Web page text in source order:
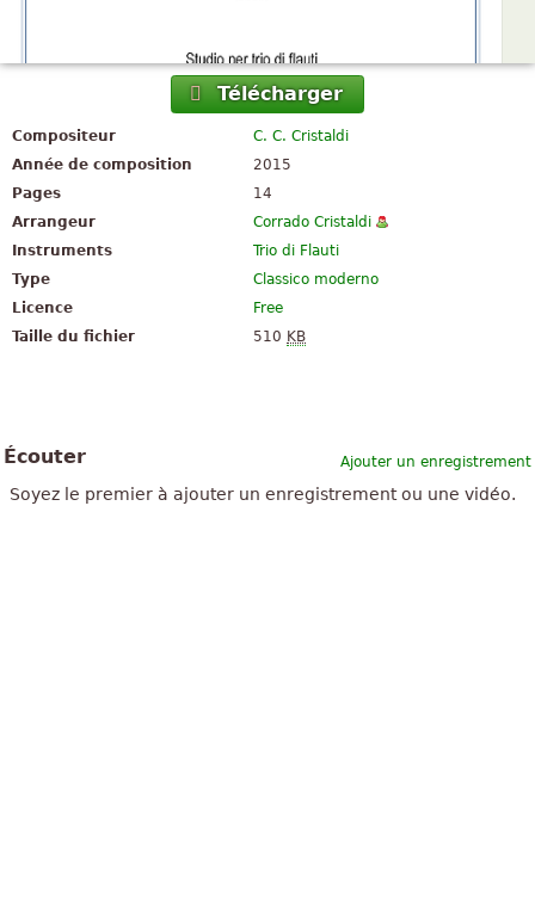
Télécharger
Compositeur
C. C. Cristaldi
Année de composition
2015
Pages
14
Arrangeur
Corrado Cristaldi
Instruments
Trio di Flauti
Type
Classico moderno
Licence
Free
Taille du fichier
510 KB
Ajouter un enregistrement
Écouter
Soyez le premier à ajouter un enregistrement ou une vidéo.